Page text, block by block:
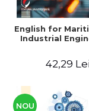
English for
Industrial
42,29 Lei
NOU